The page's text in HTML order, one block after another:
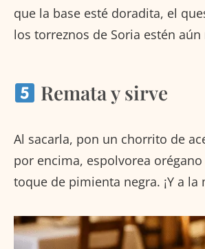
que la base esté doradita, el
los torreznos de Soria estén
Remata y sirve
Al sacarla, pon un chorrito de
por encima, espolvorea orégano
toque de pimienta negra. ¡Y a la